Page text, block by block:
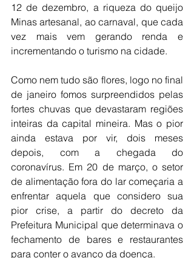
12 de dezembro, a riqueza do queijo
Minas artesanal, ao carnaval, que cada
vez mais vem gerando renda e
incrementando o turismo na cidade.
Como nem tudo são flores, logo no final
de janeiro fomos surpreendidos pelas
fortes chuvas que devastaram regiões
inteiras da capital mineira. Mas o pior
ainda estava por vir, dois meses
depois, com a chegada do
coronavírus. Em 20 de março, o setor
de alimentação fora do lar começaria a
enfrentar aquela que considero sua
pior crise, a partir do decreto da
Prefeitura Municipal que determinava o
fechamento de bares e restaurantes
para conter o avanço da doença.